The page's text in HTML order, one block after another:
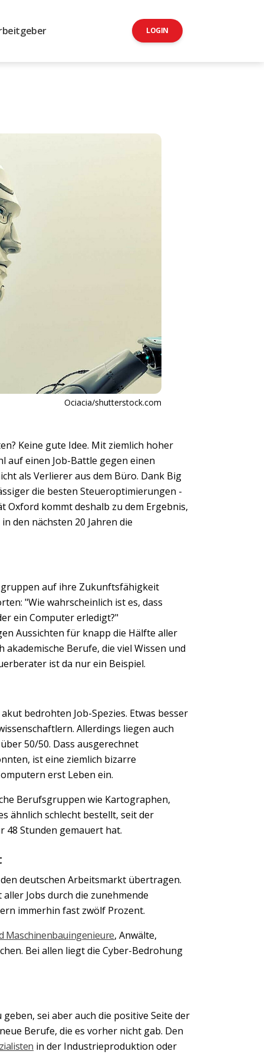
LOGIN
Ociacia/shutterstock.com
Keine gute Idee. Mit ziemlich hoher
auf einen Job-Battle gegen einen
als Verlierer aus dem Büro. Dank Big
die besten Steueroptimierungen -
Oxford kommt deshalb zu dem Ergebnis,
den nächsten 20 Jahren die
auf ihre Zukunftsfähigkeit
"Wie wahrscheinlich ist es, dass
ein Computer erledigt?"
Aussichten für knapp die Hälfte aller
Berufe, die viel Wissen und
ist da nur ein Beispiel.
bedrohten Job-Spezies. Etwas besser
Allerdings liegen auch
50/50. Dass ausgerechnet
ist eine ziemlich bizarre
erst Leben ein.
Berufsgruppen wie Kartographen,
ähnlich schlecht bestellt, seit der
48 Stunden gemauert hat.
deutschen Arbeitsmarkt übertragen.
Jobs durch die zunehmende
immerhin fast zwölf Prozent.
Maschinenbauingenieure, Anwälte,
Bei allen liegt die Cyber-Bedrohung
sei aber auch die positive Seite der
Berufe, die es vorher nicht gab. Den
in der Industrieproduktion oder